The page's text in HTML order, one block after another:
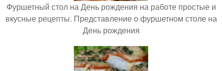
Фуршетный стол на День рождения на работе простые и
вкусные рецепты. Представление о фуршетном столе на
День рождения